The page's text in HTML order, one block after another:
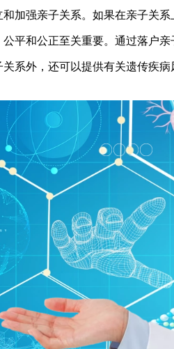
加强亲子关系。如果在亲子关
平和公正至关重要。通过落户
系外，还可以提供有关遗传疾